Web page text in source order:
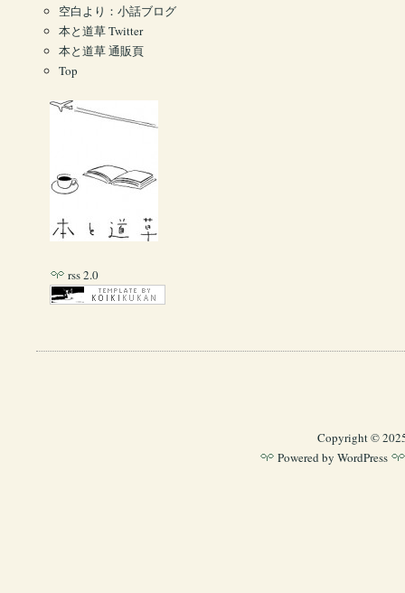
空白より：小話ブログ
本と道草 Twitter
本と道草 通販頁
Top
rss 2.0
Copyright ©
Powered by WordPress